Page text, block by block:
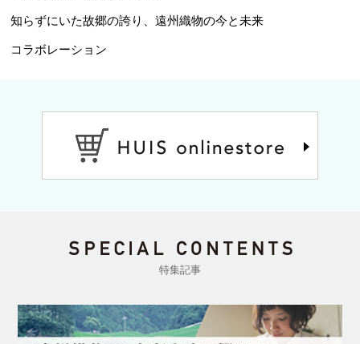
知らずにいた故郷の誇り、遠州織物の今と未来
コラボレーション
特集記事